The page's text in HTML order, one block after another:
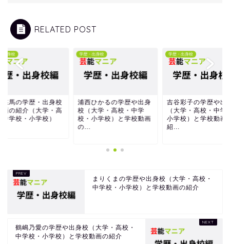
RELATED POST
歴・出身校
西ひかるの学歴や出身
（大学・高校・中学
・小学校）と学校動画
学歴・出身校
吉谷彩子の学歴や出身校
（大学・高校・中学校・
小学校）と学校動画の
紹...
学歴・出身校
矢本悠馬の学歴・
と動画の紹介（大
校・中学校・小学
まりくまの学歴や出身校（大学・高校・
中学校・小学校）と学校動画の紹介
鶴嶋乃愛の学歴や出身校（大学・高校・
中学校・小学校）と学校動画の紹介